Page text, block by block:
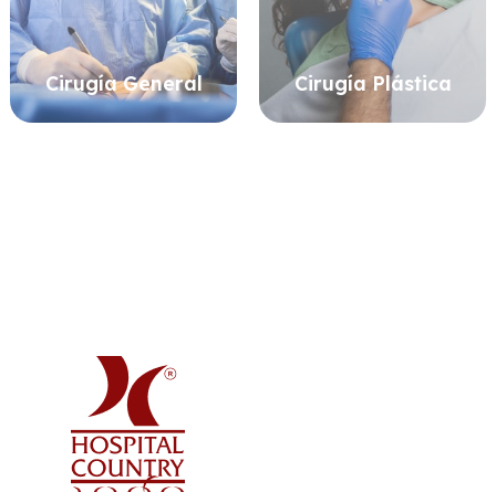
Cirugía General Cirugía Plástica